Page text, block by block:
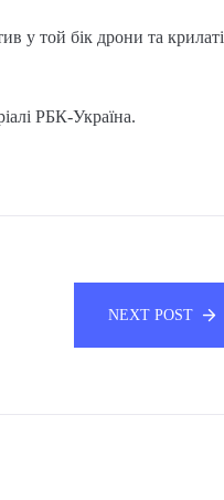
у той бік дрони та крилаті
РБК-Україна.
NEXT POST